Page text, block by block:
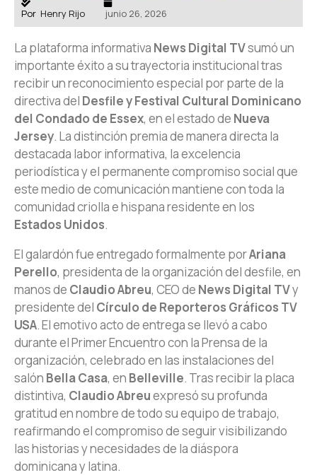
Por Henry Rijo junio 26, 2026
La plataforma informativa News Digital TVsumó un
importante éxito a su trayectoria institucional tras
recibir un reconocimiento especial por parte de la
directiva del Desfile y Festival Cultural Dominicano
del Condado de Essex, en el estado de Nueva
Jersey. La distinción premia de manera directa la
destacada labor informativa, la excelencia
periodística y el permanente compromiso social que
este medio de comunicación mantiene con toda la
comunidad criolla e hispana residente en los
Estados Unidos.
El galardón fue entregado formalmente porAriana
Perello, presidenta de la organización del desfile, en
manos de Claudio Abreu, CEO de News Digital TVy
presidente del Círculo de Reporteros Gráficos TV
USA. El emotivo acto de entrega se llevó a cabo
durante el Primer Encuentro con la Prensa de la
organización, celebrado en las instalaciones del
salón Bella Casa, en Belleville. Tras recibir la placa
distintiva, Claudio Abreuexpresó su profunda
gratitud en nombre de todo su equipo de trabajo,
reafirmando el compromiso de seguir visibilizando
las historias y necesidades de la diáspora
dominicana y latina.